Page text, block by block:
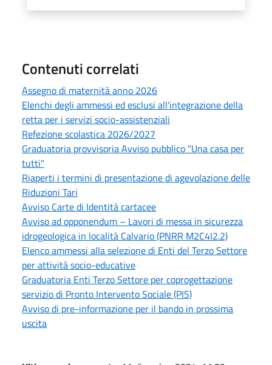
Contenuti correlati
Assegno di maternità anno 2026
Elenchi degli ammessi ed esclusi all'integrazione della
retta per i servizi socio-assistenziali
Refezione scolastica 2026/2027
Graduatoria provvisoria Avviso pubblico "Una casa per
tutti"
Riaperti i termini di presentazione di agevolazione delle
Riduzioni Tari
Avviso Carte di Identità cartacee
Avviso ad opponendum – Lavori di messa in sicurezza
idrogeologica in località Calvario (PNRR M2C4I2.2)
Elenco ammessi alla selezione di Enti del Terzo Settore
per attività socio-educative
Graduatoria Enti Terzo Settore per coprogettazione
servizio di Pronto Intervento Sociale (PIS)
Avviso di pre-informazione per il bando in prossima
uscita